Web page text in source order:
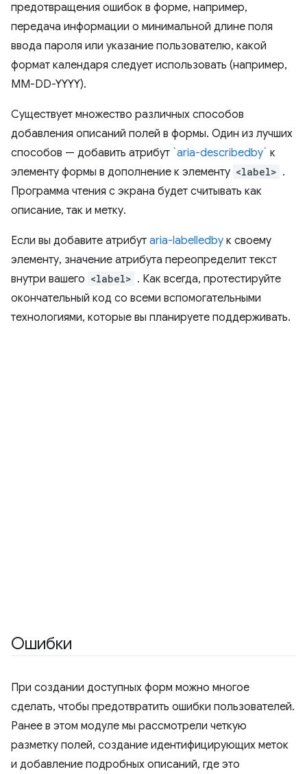
предотвращения ошибок в форме, например,
передача информации о минимальной длине поля
ввода пароля или указание пользователю, какой
формат календаря следует использовать (например,
MM-DD-YYYY).
Существует множество различных способов
добавления описаний полей в формы. Один из лучших
способов — добавить атрибут `aria-describedby` к
элементу формы в дополнение к элементу <label> .
Программа чтения с экрана будет считывать как
описание, так и метку.
Если вы добавите атрибут aria-labelledby к своему
элементу, значение атрибута переопределит текст
внутри вашего <label> . Как всегда, протестируйте
окончательный код со всеми вспомогательными
технологиями, которые вы планируете поддерживать.
Ошибки
При создании доступных форм можно многое
сделать, чтобы предотвратить ошибки пользователей.
Ранее в этом модуле мы рассмотрели четкую
разметку полей, создание идентифицирующих меток
и добавление подробных описаний, где это